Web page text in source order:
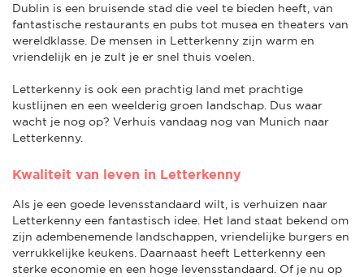
Dublin is een bruisende stad die veel te bieden heeft, van
fantastische restaurants en pubs tot musea en theaters van
wereldklasse. De mensen in Letterkenny zijn warm en
vriendelijk en je zult je er snel thuis voelen.
Letterkenny is ook een prachtig land met prachtige
kustlijnen en een weelderig groen landschap. Dus waar
wacht je nog op? Verhuis vandaag nog van Munich naar
Letterkenny.
Kwaliteit van leven in Letterkenny
Als je een goede levensstandaard wilt, is verhuizen naar
Letterkenny een fantastisch idee. Het land staat bekend om
zijn adembenemende landschappen, vriendelijke burgers en
verrukkelijke keukens. Daarnaast heeft Letterkenny een
sterke economie en een hoge levensstandaard. Of je nu op